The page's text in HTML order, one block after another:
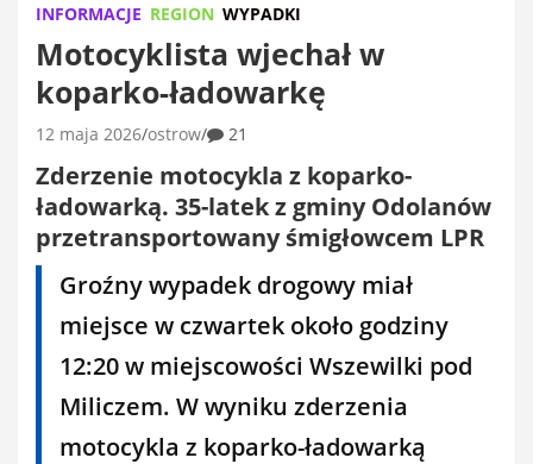
INFORMACJE REGION WYPADKI
Motocyklista wjechał w
koparko-ładowarkę
12 maja 2026 ostrow 21
Zderzenie motocykla z koparko-
ładowarką. 35-latek z gminy Odolanów
przetransportowany śmigłowcem LPR
Groźny wypadek drogowy miał
miejsce w czwartek około godziny
12:20 w miejscowości Wszewilki pod
Miliczem. W wyniku zderzenia
motocykla z koparko-ładowarką